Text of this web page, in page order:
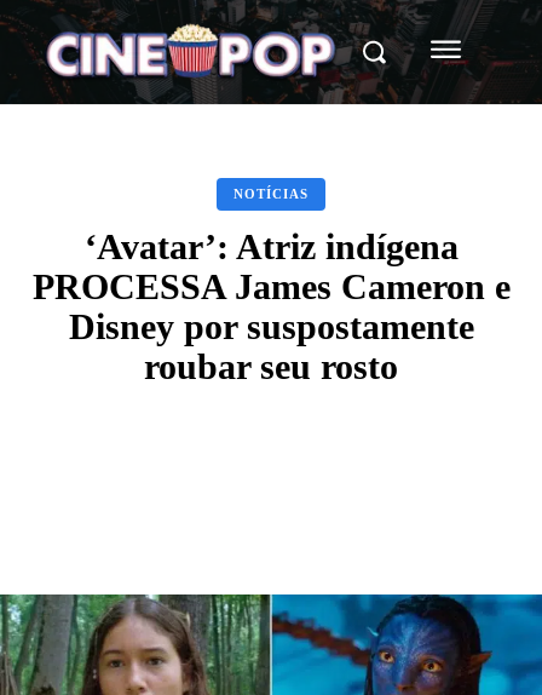
NOTÍCIAS
‘Avatar’: Atriz indígena
PROCESSA James Cameron e
Disney por suspostamente
roubar seu rosto